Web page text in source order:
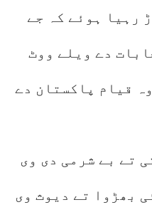
رہیا ہوئے کہ جے
دے انتخابات دے ویلے ووٹ
قیام پاکستان دے
تے بے شرمی دی وی
بھڑوا تے دیوث وی